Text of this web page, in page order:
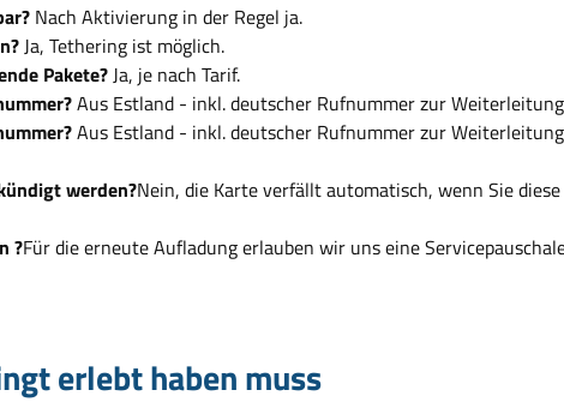
Nach Aktivierung in der Regel ja.
Ja, Tethering ist möglich.
Pakete? Ja, je nach Tarif.
Aus Estland - inkl. deutscher Rufnummer zur
Aus Estland - inkl. deutscher Rufnummer zur
werden?Nein, die Karte verfällt automatisch, wenn Sie
?Für die erneute Aufladung erlauben wir uns eine
erlebt haben muss